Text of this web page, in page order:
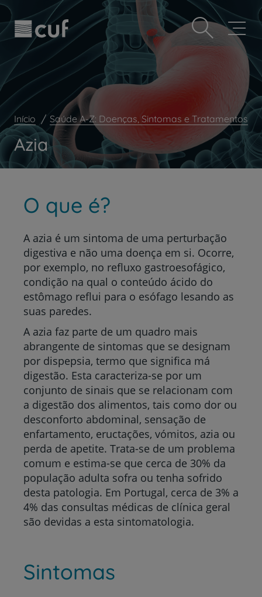
Observação:
este
site
inclui
sistema
de
acessibilidade.
Passar
para
o
conteúdo
principal
Prevenção e bem-estar
Grandes Áreas da Saúde
Serviços CUF
Plano +CUF
My CUF
Clientes e acompanhantes
CUF Academic Center
Para profissionais
Contacte-nos
Início Saúde A-Z: Doenças, Sintomas e Tratamentos
Azia
O que é?
A azia é um sintoma de uma perturbação
digestiva e não uma doença em si. Ocorre,
por exemplo, no refluxo gastroesofágico,
condição na qual o conteúdo ácido do
estômago reflui para o esófago lesando as
suas paredes.
A azia faz parte de um quadro mais
abrangente de sintomas que se designam
por dispepsia, termo que significa má
digestão. Esta caracteriza-se por um
conjunto de sinais que se relacionam com
a digestão dos alimentos, tais como dor ou
desconforto abdominal, sensação de
enfartamento, eructações, vómitos, azia ou
perda de apetite. Trata-se de um problema
comum e estima-se que cerca de 30% da
população adulta sofra ou tenha sofrido
desta patologia. Em Portugal, cerca de 3% a
4% das consultas médicas de clínica geral
são devidas a esta sintomatologia.
Sintomas